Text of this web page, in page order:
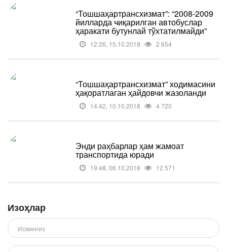
“Тошшаҳартрансхизмат”: “2008-2009
йилларда чиқарилган автобуслар
ҳаракати бутунлай тўхтатилмайди”
12:26, 15.10.2018 2 654
“Тошшаҳартрансхизмат” ходимасини
ҳақоратлаган ҳайдовчи жазоланди
14:42, 10.10.2018 4 720
Энди раҳбарлар ҳам жамоат
транспортида юради
19:48, 06.10.2018 12 571
Изоҳлар